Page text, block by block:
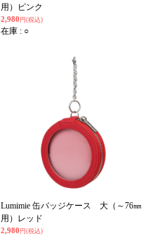
用）ピンク
2,980 円(税込)
在庫 : ○
Lumimie 缶バッジケース 大（～76㎜
用）レッド
2,980 円(税込)